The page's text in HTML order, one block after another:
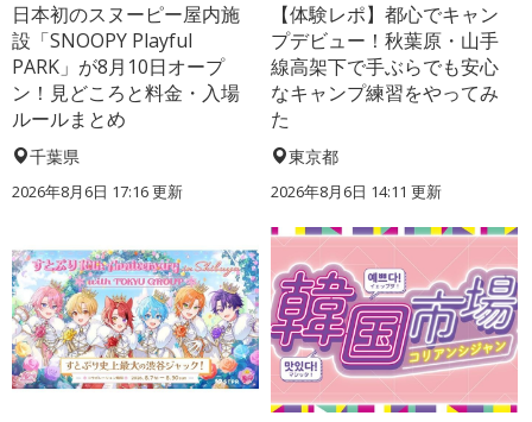
日本初のスヌーピー屋内施
設「SNOOPY Playful
PARK」が8月10日オープ
ン！見どころと料金・入場
ルールまとめ
千葉県
2026年8月6日 17:16更新
【体験レポ】都心でキャン
プデビュー！秋葉原・山手
線高架下で手ぶらでも安心
なキャンプ練習をやってみ
た
東京都
2026年8月6日 14:11 更新